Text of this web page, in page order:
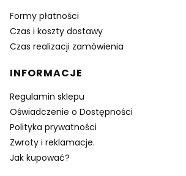
Formy płatności
Czas i koszty dostawy
Czas realizacji zamówienia
INFORMACJE
Regulamin sklepu
Oświadczenie o Dostępności
Polityka prywatności
Zwroty i reklamacje.
Jak kupować?